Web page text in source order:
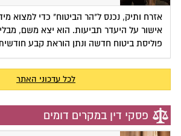
אזרח ותיק, נכנס ל"הר הביטוח" כדי למצוא
אישור על היעדר תביעות. הוא יצא משם,
פוליסת ביטוח חדשה ונתן הוראת קבע
לכל עדכוני האתר
פסקי דין במקרים דומים